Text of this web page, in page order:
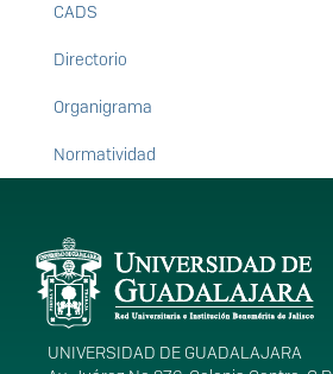
CADS
Directorio
Organigrama
Normatividad
Información del
portal
UNIVERSIDAD DE GUADALAJARA